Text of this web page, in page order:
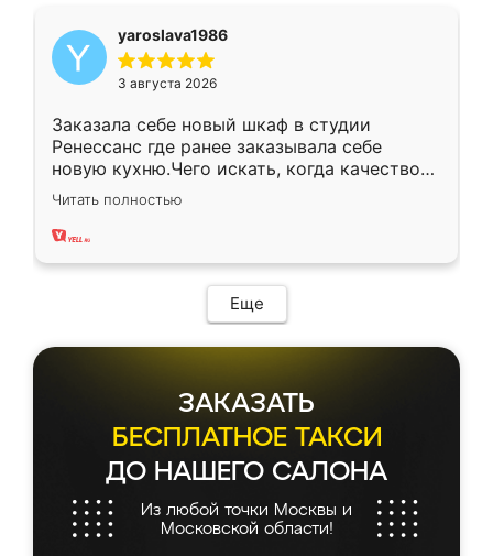
yaroslava1986
3 августа 2026
Заказала себе новый шкаф в студии
Ренессанс где ранее заказывала себе
новую кухню.Чего искать, когда качеством
вполне довольна. Служит кухня уже почти
два года, нареканий нет.
Читать полностью
Еще
ЗАКАЗАТЬ
БЕСПЛАТНОЕ ТАКСИ
ДО НАШЕГО САЛОНА
Из любой точки Москвы и
Московской области!